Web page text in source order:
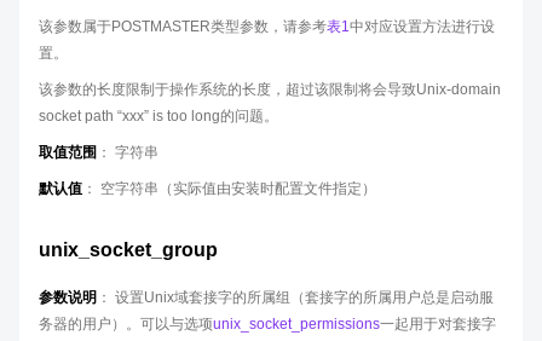
该参数属于POSTMASTER类型参数，请参考表1中对应设置方法进行设
置。
该参数的长度限制于操作系统的长度，超过该限制将会导致Unix-domain
socket path “xxx” is too long的问题。
取值范围 ： 字符串
默认值 ： 空字符串（实际值由安装时配置文件指定）
unix_socket_group
参数说明 ： 设置Unix域套接字的所属组（套接字的所属用户总是启动服
务器的用户）。可以与选项unix_socket_permissions一起用于对套接字